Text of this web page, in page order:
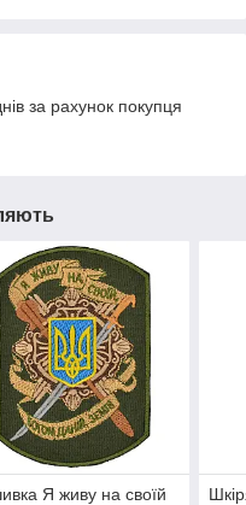
за рахунок покупця
Я живу на своїй